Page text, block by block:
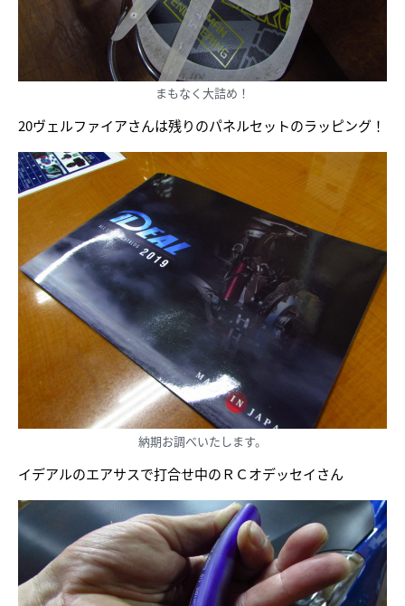
まもなく大詰め！
20ヴェルファイアさんは残りのパネルセットのラッピング！
納期お調べいたします。
イデアルのエアサスで打合せ中のＲＣオデッセイさん